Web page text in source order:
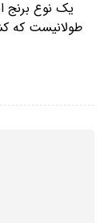
یک نوع برنج
طولانیست که